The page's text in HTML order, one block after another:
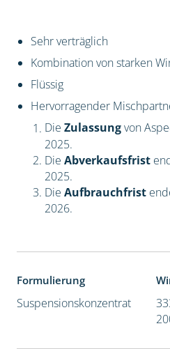
Sehr verträglich
Kombination von starken
Flüssig
Hervorragender
Die Zulassungvon
2025.
Die Abverkaufsfrist
2025.
Die Aufbrauchfrist
2026.
Formulierung
Suspensionskonzentrat